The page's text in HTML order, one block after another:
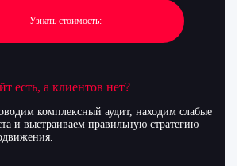
Узнать стоимость:
есть, а клиентов нет?
комплексный аудит, находим слабые
и выстраиваем правильную стратегию